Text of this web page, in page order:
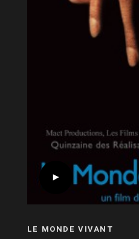
LE MONDE VIVANT